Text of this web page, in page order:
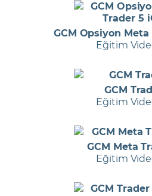
GCM Opsiyon
Eğitim
GCM
Eğitim
GCM Meta
Eğitim